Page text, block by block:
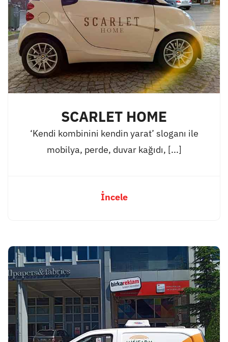
SCARLET HOME
‘Kendi kombinini kendin yarat’ sloganı ile
mobilya, perde, duvar kağıdı, [...]
İncele